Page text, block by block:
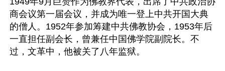
商会议第一届会议，并成为唯一登上中共开国大典
的僧人。1952年参加筹建中共佛教协会，1953年后
一直担任副会长，曾兼任中国佛学院副院长。不
过，文革中，他被关了八年监狱。